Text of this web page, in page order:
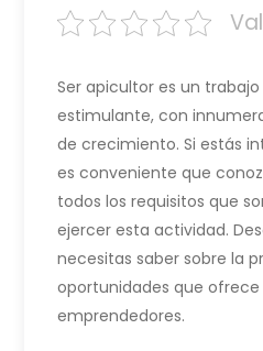
Ser apicultor es un
estimulante, con
de crecimiento. Si estás
es conveniente que
todos los requisitos que
ejercer esta actividad.
necesitas saber sobre la
oportunidades que ofrece
emprendedores.